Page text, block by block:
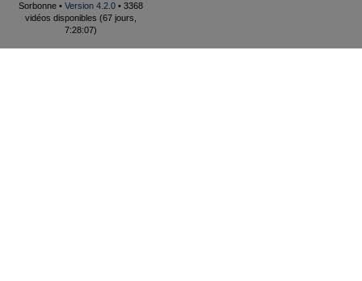
Sorbonne • Version 4.2.0 • 3368
vidéos disponibles (67 jours,
7:28:07)